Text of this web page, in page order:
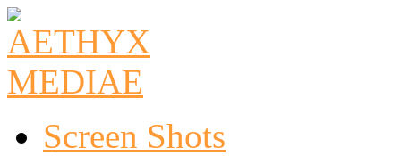
Screen Shots